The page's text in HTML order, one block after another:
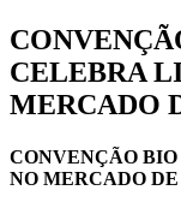
CELEBRA
MERCADO
CONVENÇÃO
NO MERCADO